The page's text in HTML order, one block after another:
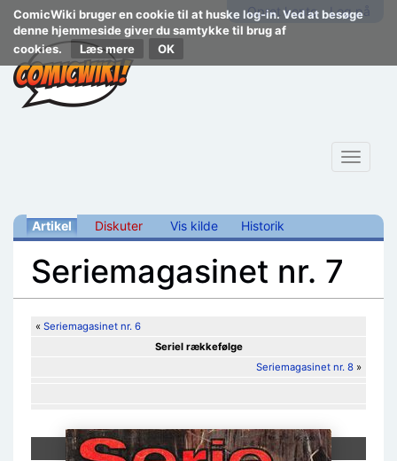
ComicWiki bruger en cookie til at huske log-in. Ved at besøge
denne hjemmeside giver du samtykke til brug af
cookies.
Læs mere
Opret konto Log på
Toggle
Artikel Diskuter Vis kilde Historik
Seriemagasinet nr. 7
« Seriemagasinet nr. 6
Seriel rækkefølge
Seriemagasinet nr. 8 »